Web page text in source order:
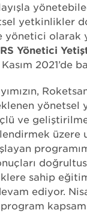
yetkinlikler
yönetici olarak
Yönetici
Kasım 2021’de
yönetsel
ve
üzere
sahip
ediyor.